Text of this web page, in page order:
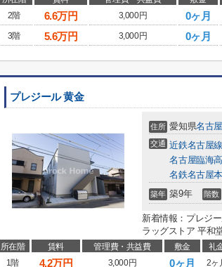
2階
6.6万円 3,000円 0ヶ月
3階
5.6万円 3,000円 0ヶ月
プレジール 黄金
住所 愛知県名古
交通 近鉄名古屋線
名古屋臨海
名鉄名古屋
築年 築9年 階数
新着情報：プレジ
ラッグストア 平和
所在階 賃料 管理費・共益費 敷金 礼
1階
4.2万円 3,000円 0ヶ月 2ヶ